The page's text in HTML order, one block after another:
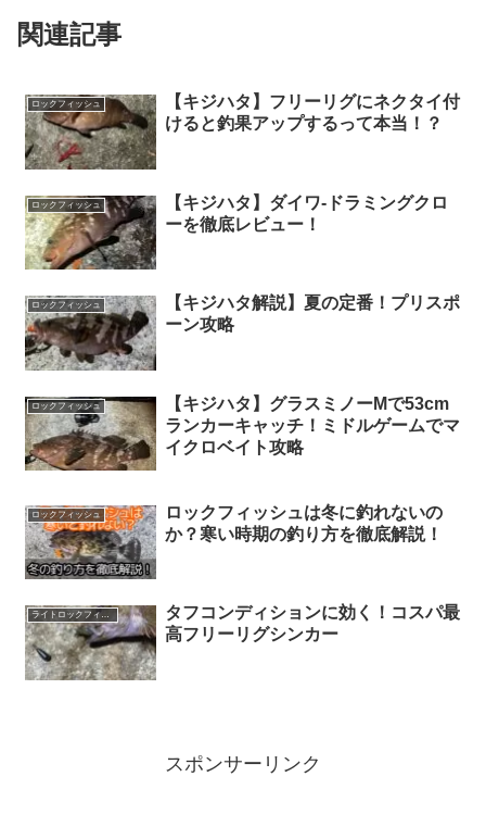
関連記事
ロックフィッシュ
【キジハタ】フリーリグにネクタイ付
けると釣果アップするって本当！？
ロックフィッシュ
【キジハタ】ダイワ-ドラミングクロ
ーを徹底レビュー！
ロックフィッシュ
【キジハタ解説】夏の定番！プリスポ
ーン攻略
ロックフィッシュ
【キジハタ】グラスミノーMで53cm
ランカーキャッチ！ミドルゲームでマ
イクロベイト攻略
ロックフィッシュ
ロックフィッシュは冬に釣れないの
か？寒い時期の釣り方を徹底解説！
ライトロックフィッシュ
タフコンディションに効く！コスパ最
高フリーリグシンカー
スポンサーリンク